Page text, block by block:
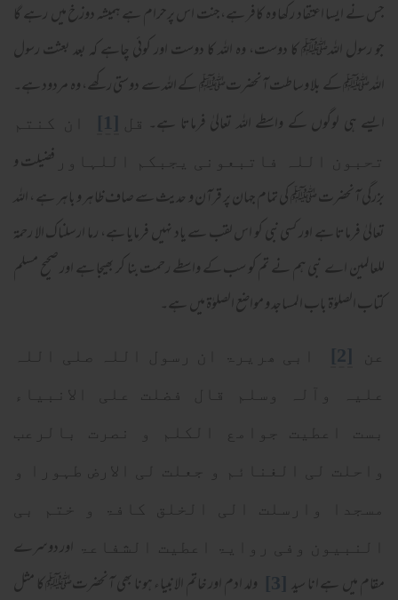
جس نے ایسا اعتقاد رکھا وہ کافر ہے،جنت اس پرحرام ہے ہمیشہ دوزخ میں رہے گا
جو رسول اللہﷺ کا دوست، وہ اللہ کا دوست اور کوئی چاہے کہ بعد بعثت رسول
اللہﷺ کے بلا وساطت آنحضرتﷺ کے اللہ سے دوستی رکھے، وہ مردود ہے۔
ایسے ہی لوگوں کے واسطے اللہ تعالیٰ فرماتا ہے۔ قل [1]
ان کنتم
تحبون اللہ فاتبعونی یجبکم اللہاور
فضیلت و
بزرگی آنحضرت ﷺ کی تمام جہان پر قرآن و حدیث سے صاف ظاہر و باہر ہے ، اللہ
تعالیٰ فرماتا ہے اور کسی نبی کو اس لقب سے یاد نہیں فرمایا ہے، رما ارسلناک الا رحمۃ
للعالمین اے نبی ہم نے تم کو سب کے واسطے رحمت بنا کر بھیجا ہے اور صحیح مسلم
کتاب الصلوٰۃ باب المساجد و مواضع الصلوٰۃ میں ہے۔
[2]
ابی ھریرۃ ان رسول اللہ صلی اللہ
علیہ وآلہ وسلم قال فضلت علی الانبیاء
بست اعطیت جوامع الکلم و نصرت بالرعب
واحلت لی الغنائم و جعلت لی الارض طہورا و
مسجدا وارسلت الی الخلق کافۃ و ختم بی
النبیون وفی روایۃ اعطیت الشفاعۃ
اور دوسرے
مقام میں ہے انا سید [3]
ولد ادم اور خاتم الانبیاء ہونا بھی آنحضرتﷺ کا مثل